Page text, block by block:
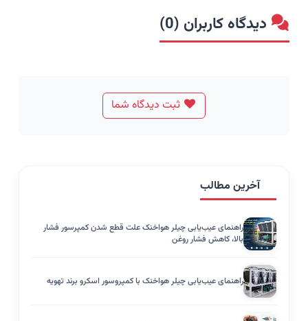
آخرین مطالب
راهنمای عیب‌یابی چیلر هواخنک علت قطع شدن کمپرسور فشار
بالا، کاهش فشار روغن
راهنمای عیب‌یابی چیلر هواخنک با کمپروسور اسکرو برند تهویه
دیدگاه کاربران (0)
ثبت دیدگاه شما